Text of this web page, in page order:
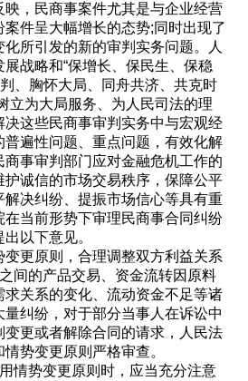
，民商事案件尤其是与企业经营
件呈大幅增长的态势;同时出现了
所引发的新的审判实务问题。人
战略和“保增长、保民生、保稳
、胸怀大局、同舟共济、共克时
立为大局服务、为人民司法的理
这些民商事审判实务中与宏观经
遍性问题、重点问题，有效化解
事审判部门应对金融危机工作的
诚信的市场交易秩序，保障公平
决纠纷、提振市场信心等具有重
当前形势下审理民商事合同纠纷
以下意见。
更原则，合理调整双方利益关系
的产品交易、资金流转因原料
关系的变化、流动资金不足等诸
纠纷，对于部分当事人在诉讼中
更或者解除合同的请求，人民法
势变更原则严格审查。
势变更原则时，应当充分注意